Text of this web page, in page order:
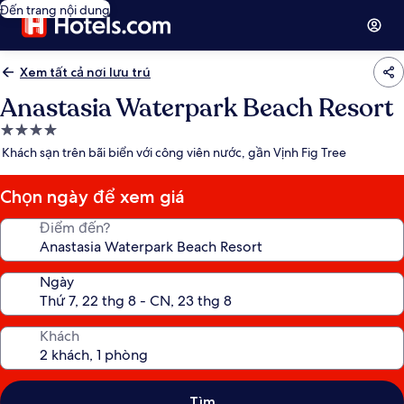
Đến trang nội dung
Xem tất cả nơi lưu trú
Anastasia Waterpark Beach Resort
Nơi
lưu
4.0
sao
Khách sạn trên bãi biển với công viên nước, gần Vịnh Fig Tree
Chọn ngày để xem giá
Điểm đến?
Ngày
Khách